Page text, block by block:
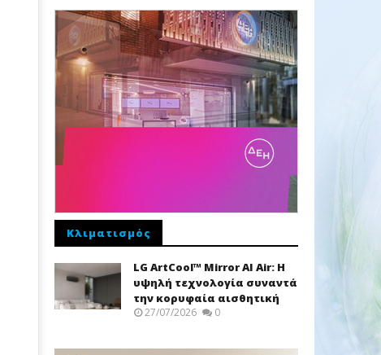
Κλιματισμός
LG ArtCool™ Mirror AI Air: Η
υψηλή τεχνολογία συναντά
την κορυφαία αισθητική
27/07/2026 0